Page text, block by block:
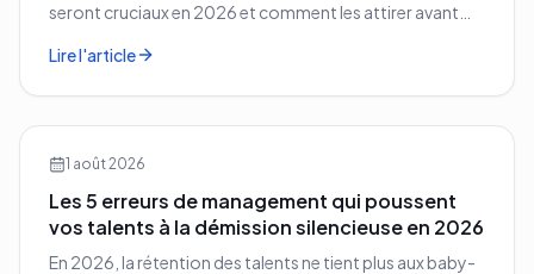
seront cruciaux en 2026 et comment les attirer avant
Lire l'article
1 août 2026
Les 5 erreurs de management qui poussent
vos talents à la démission silencieuse en 2026
En 2026, la rétention des talents ne tient plus aux baby-